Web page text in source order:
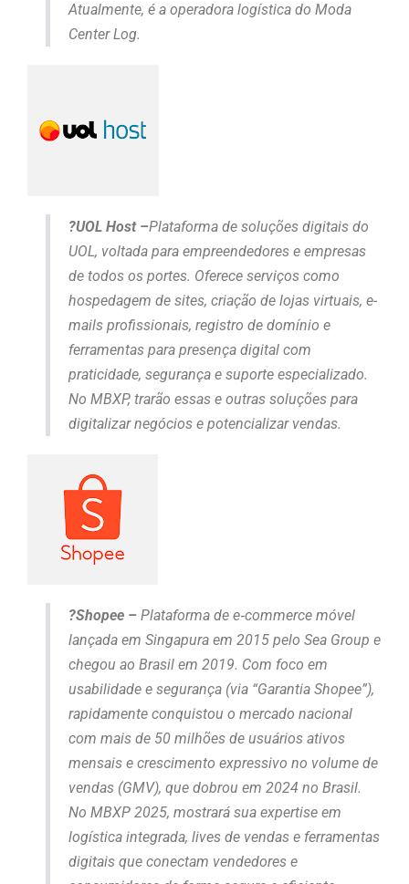
Atualmente, é a operadora logística do Moda
Center Log.
?UOL Host –Plataforma de soluções digitais do
UOL, voltada para empreendedores e empresas
de todos os portes. Oferece serviços como
hospedagem de sites, criação de lojas virtuais, e-
mails profissionais, registro de domínio e
ferramentas para presença digital com
praticidade, segurança e suporte especializado.
No MBXP, trarão essas e outras soluções para
digitalizar negócios e potencializar vendas.
?Shopee – Plataforma de e‑commerce móvel
lançada em Singapura em 2015 pelo Sea Group e
chegou ao Brasil em 2019. Com foco em
usabilidade e segurança (via “Garantia Shopee”),
rapidamente conquistou o mercado nacional
com mais de 50 milhões de usuários ativos
mensais e crescimento expressivo no volume de
vendas (GMV), que dobrou em 2024 no Brasil.
No MBXP 2025, mostrará sua expertise em
logística integrada, lives de vendas e ferramentas
digitais que conectam vendedores e